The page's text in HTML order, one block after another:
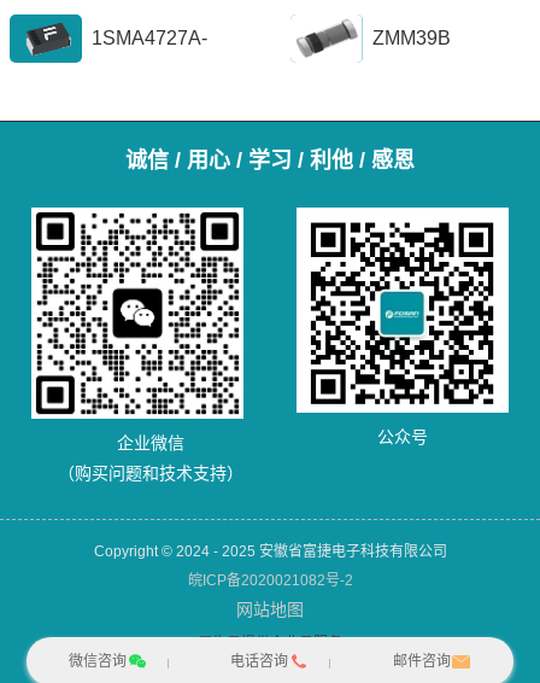
1SMA4727A-
ZMM39B
诚信 / 用心 / 学习 / 利他 / 感恩
企业微信
（购买问题和技术支持）
公众号
Copyright © 2024 - 2025 安徽省富捷电子科技有限公司
皖ICP备2020021082号-2
网站地图
微信咨询
电话咨询 邮件咨询